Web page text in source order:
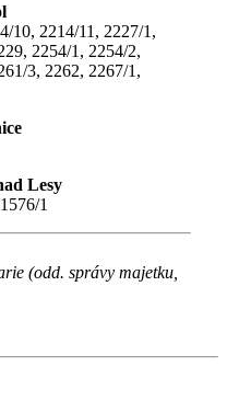
10, 2214/11, 2227/1,
2254/1, 2254/2,
3, 2262, 2267/1,
Lesy
1
(odd. správy majetku,